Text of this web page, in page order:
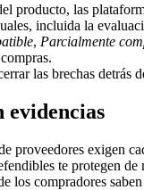
producto, las
incluida la
, Parcialmente
las brechas detrás
evidencias
proveedores exigen
te protegen
los compradores